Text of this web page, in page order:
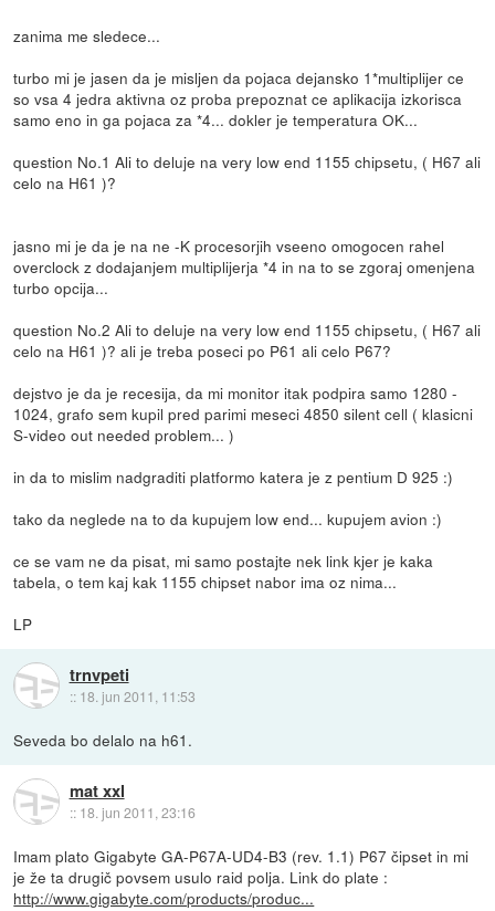
zanima me sledece...
turbo mi je jasen da je misljen da pojaca dejansko 1*multiplijer ce
so vsa 4 jedra aktivna oz proba prepoznat ce aplikacija izkorisca
samo eno in ga pojaca za *4... dokler je temperatura OK...
question No.1 Ali to deluje na very low end 1155 chipsetu, ( H67 ali
celo na H61 )?
jasno mi je da je na ne -K procesorjih vseeno omogocen rahel
overclock z dodajanjem multiplijerja *4 in na to se zgoraj omenjena
turbo opcija...
question No.2 Ali to deluje na very low end 1155 chipsetu, ( H67 ali
celo na H61 )? ali je treba poseci po P61 ali celo P67?
dejstvo je da je recesija, da mi monitor itak podpira samo 1280 -
1024, grafo sem kupil pred parimi meseci 4850 silent cell ( klasicni
S-video out needed problem... )
in da to mislim nadgraditi platformo katera je z pentium D 925 :)
tako da neglede na to da kupujem low end... kupujem avion :)
ce se vam ne da pisat, mi samo postajte nek link kjer je kaka
tabela, o tem kaj kak 1155 chipset nabor ima oz nima...
LP
trnvpeti
:: 18. jun 2011, 11:53
Seveda bo delalo na h61.
mat xxl
:: 18. jun 2011, 23:16
Imam plato Gigabyte GA-P67A-UD4-B3 (rev. 1.1) P67 čipset in mi
je že ta drugič povsem usulo raid polja. Link do plate :
http://www.gigabyte.com/products/produc...